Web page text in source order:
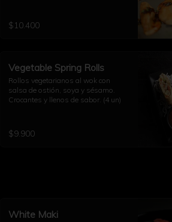
$10.400
Vegetable Spring Rolls
Rollos vegetarianos al wok con
salsa de ostión, soya y sésamo.
Crocantes y llenos de sabor. (4 un)
$9.900
White Maki